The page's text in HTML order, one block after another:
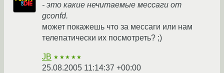
- это какие нечитаемые мессаги от
gconfd.
может покажешь что за мессаги или нам
телепатически их посмотреть? ;)
JB ★★★★★
25.08.2005 11:14:37 +00:00